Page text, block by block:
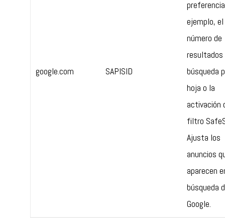
google.com SAPISID
ejemplo, el
número de
resultados
búsqueda
hoja o la
activación
filtro
Ajusta los
anuncios
aparecen
búsqueda
Google.